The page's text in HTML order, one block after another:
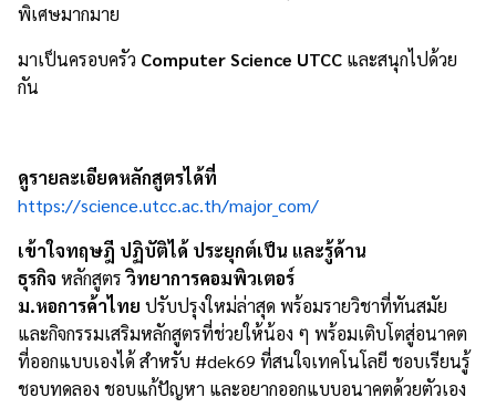
พิเศษมากมาย
มาเป็นครอบครัว Computer Science UTCC และสนุกไปด้วย
กัน
ดูรายละเอียดหลักสูตรได้ที่
https://science.utcc.ac.th/major_com/
เข้าใจทฤษฎี ปฏิบัติได้ ประยุกต์เป็น และรู้ด้าน
ธุรกิจ หลักสูตรวิทยาการคอมพิวเตอร์
ม.หอการค้าไทย ปรับปรุงใหม่ล่าสุด พร้อมรายวิชาที่ทันสมัย
และกิจกรรมเสริมหลักสูตรที่ช่วยให้น้อง ๆ พร้อมเติบโตสู่อนาคต
ที่ออกแบบเองได้ สำหรับ #dek69 ที่สนใจเทคโนโลยี ชอบเรียนรู้
ชอบทดลอง ชอบแก้ปัญหา และอยากออกแบบอนาคตด้วยตัวเอง